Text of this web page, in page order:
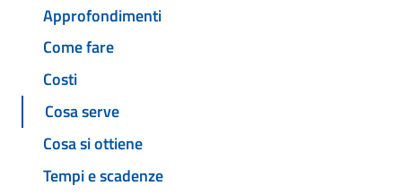
Approfondimenti
Come fare
Costi
Cosa serve
Cosa si ottiene
Tempi e scadenze